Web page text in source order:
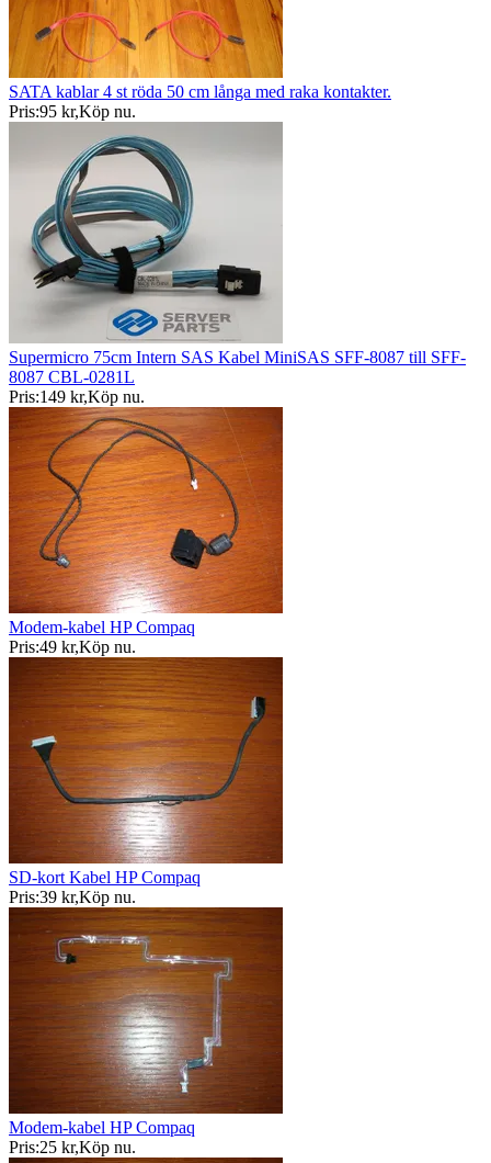
SATA kablar 4 st röda 50 cm långa med raka kontakter.
Pris:95 kr,Köp nu.
Supermicro 75cm Intern SAS Kabel MiniSAS SFF-8087 till SFF-
8087 CBL-0281L
Pris:149 kr,Köp nu.
Modem-kabel HP Compaq
Pris:49 kr,Köp nu.
SD-kort Kabel HP Compaq
Pris:39 kr,Köp nu.
Modem-kabel HP Compaq
Pris:25 kr,Köp nu.